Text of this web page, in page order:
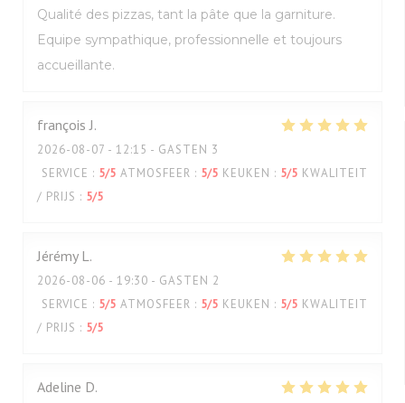
Qualité des pizzas, tant la pâte que la garniture.
Equipe sympathique, professionnelle et toujours
accueillante.
françois J
2026-08-07 - 12:15 - GASTEN 3
SERVICE : 5/5 ATMOSFEER : 5/5 KEUKEN : 5/5 KWALITEIT
/ PRIJS : 5/5
Jérémy L
2026-08-06 - 19:30 - GASTEN 2
SERVICE : 5/5 ATMOSFEER : 5/5 KEUKEN : 5/5 KWALITEIT
/ PRIJS : 5/5
Adeline D